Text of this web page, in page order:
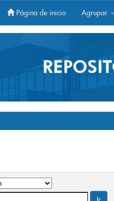
Página de inicio Agrupar